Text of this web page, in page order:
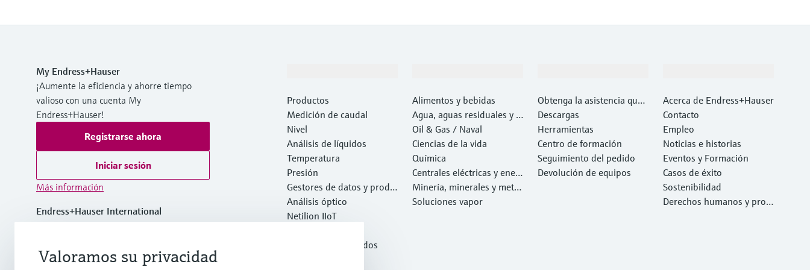
My Endress+Hauser
¡Aumente la eficiencia y ahorre tiempo
valioso con una cuenta My
Endress+Hauser!
Registrarse ahora
Iniciar sesión
Más información
Endress+Hauser International
Panamá
+507 275 58 00
Productos
Medición de caudal
Nivel
Análisis de líquidos
Temperatura
Presión
Gestores de datos y produ
ctos de sistema
Análisis óptico
Netilion IIoT
Productos destacados
Alimentos y bebidas
Agua, aguas residuales y r
esiduos
Oil & Gas / Naval
Ciencias de la vida
Química
Centrales eléctricas y ener
gía
Minería, minerales y metal
es
Soluciones vapor
Obtenga la asistencia que
necesita con rapidez
Descargas
Herramientas
Centro de formación
Seguimiento del pedido
Devolución de equipos
Acerca de Endress+Hauser
Contacto
Empleo
Noticias e historias
Eventos y Formación
Casos de éxito
Sostenibilidad
Derechos humanos y prote
Valoramos su privacidad